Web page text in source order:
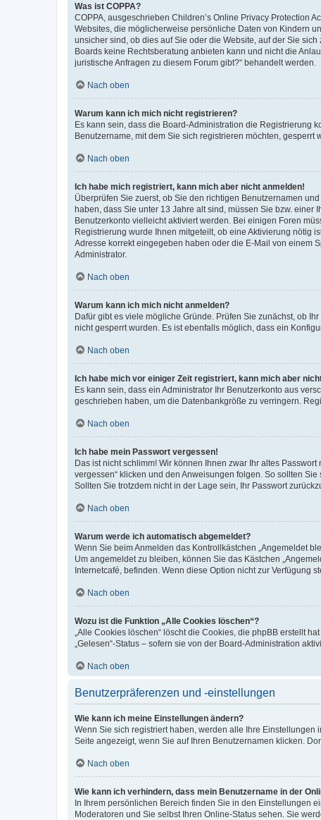
Was ist COPPA?
COPPA, ausgeschrieben Children’s Online Privacy Protection
Websites, die möglicherweise persönliche Daten von Kindern
unsicher sind, ob dies auf Sie oder die Website, auf der Sie
Boards keine Rechtsberatung anbieten kann und nicht die
juristische Anfragen zu diesem Forum gibt?“ behandelt werden.
Nach oben
Warum kann ich mich nicht registrieren?
Es kann sein, dass die Board-Administration die Registrierung
Benutzername, mit dem Sie sich registrieren möchten,
Nach oben
Ich habe mich registriert, kann mich aber nicht anmelden!
Überprüfen Sie zuerst, ob Sie den richtigen Benutzernamen
haben, dass Sie unter 13 Jahre alt sind, müssen Sie bzw.
Benutzerkonto vielleicht aktiviert werden. Bei einigen Foren
Registrierung wurde Ihnen mitgeteilt, ob eine Aktivierung nötig
Adresse korrekt eingegeben haben oder die E-Mail von einem
Administrator.
Nach oben
Warum kann ich mich nicht anmelden?
Dafür gibt es viele mögliche Gründe. Prüfen Sie zunächst, ob
nicht gesperrt wurden. Es ist ebenfalls möglich, dass ein
Nach oben
Ich habe mich vor einiger Zeit registriert, kann mich aber
Es kann sein, dass ein Administrator Ihr Benutzerkonto aus
geschrieben haben, um die Datenbankgröße zu verringern.
Nach oben
Ich habe mein Passwort vergessen!
Das ist nicht schlimm! Wir können Ihnen zwar Ihr altes
vergessen“ klicken und den Anweisungen folgen. So sollten
Sollten Sie trotzdem nicht in der Lage sein, Ihr Passwort
Nach oben
Warum werde ich automatisch abgemeldet?
Wenn Sie beim Anmelden das Kontrollkästchen „Angemeldet
Um angemeldet zu bleiben, können Sie das Kästchen
Internetcafé, befinden. Wenn diese Option nicht zur Verfügung
Nach oben
Wozu ist die Funktion „Alle Cookies löschen“?
„Alle Cookies löschen“ löscht die Cookies, die phpBB erstellt
„Gelesen“-Status – sofern sie von der Board-Administration
Nach oben
Benutzerpräferenzen und -einstellungen
Wie kann ich meine Einstellungen ändern?
Wenn Sie sich registriert haben, werden alle Ihre Einstellungen
Seite angezeigt, wenn Sie auf Ihren Benutzernamen klicken.
Nach oben
Wie kann ich verhindern, dass mein Benutzername in der
In Ihrem persönlichen Bereich finden Sie in den Einstellungen
Moderatoren und Sie selbst Ihren Online-Status sehen. Sie